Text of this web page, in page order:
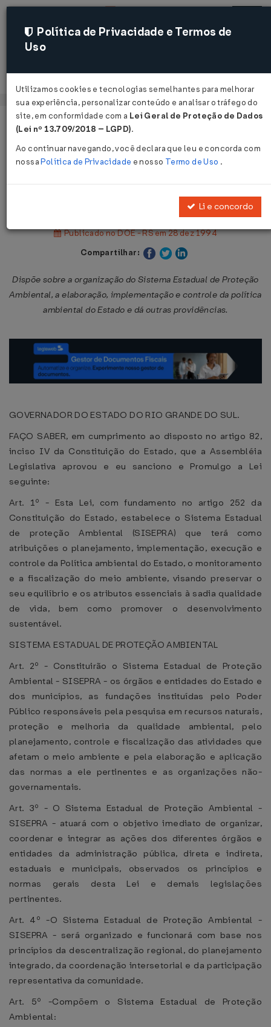
Acessar
Página Inicial
Legislações
Lei Nº 10330 DE 27/12/1994
Publicado no DOE - RS em 28 dez 1994
Compartilhar:
Dispõe sobre a organização do Sistema Estadual de Proteção
Ambiental, a elaboração, implementação e controle da política
ambiental do Estado e dá outras providências.
GOVERNADOR DO ESTADO DO RIO GRANDE DO SUL.
FAÇO SABER, em cumprimento ao disposto no artigo 82,
inciso IV da Constituição do Estado, que a Assembléia
Legislativa aprovou e eu sanciono e Promulgo a Lei
seguinte:
Art. 1º - Esta Lei, com fundamento no artigo 252 da
Constituição do Estado, estabelece o Sistema Estadual
de proteção Ambiental (SISEPRA) que terá como
atribuições o planejamento, implementação, execução e
controle da Política ambiental do Estado, o monitoramento
e a fiscalização do meio ambiente, visando preservar o
seu equilíbrio e os atributos essenciais à sadia qualidade
de vida, bem como promover o desenvolvimento
sustentável.
SISTEMA ESTADUAL DE PROTEÇÃO AMBIENTAL
Art. 2º - Constituirão o Sistema Estadual de Proteção
Ambiental - SISEPRA - os órgãos e entidades do Estado e
dos municípios, as fundações instituídas pelo Poder
Público responsáveis pela pesquisa em recursos naturais,
proteção e melhoria da qualidade ambiental, pelo
planejamento, controle e fiscalização das atividades que
afetam o meio ambiente e pela elaboração e aplicação
das normas a ele pertinentes e as organizações não-
governamentais.
Art. 3º - O Sistema Estadual de Proteção Ambiental -
SISEPRA - atuará com o objetivo imediato de organizar,
coordenar e integrar as ações dos diferentes órgãos e
entidades da administração pública, direta e indireta,
estaduais e municipais, observados os princípios e
normas gerais desta Lei e demais legislações
pertinentes.
Art. 4º -O Sistema Estadual de Proteção Ambiental -
SISEPRA - será organizado e funcionará com base nos
princípios da descentralização regional, do planejamento
integrado, da coordenação intersetorial e da participação
representativa da comunidade.
Art. 5º -Compõem o Sistema Estadual de Proteção
Ambiental:
Política de Privacidade e Termos de
Uso
Utilizamos cookies e tecnologias semelhantes para melhorar
sua experiência, personalizar conteúdo e analisar o tráfego do
site, em conformidade com a Lei Geral de Proteção de Dados
(Lei nº 13.709/2018 – LGPD).
Ao continuar navegando, você declara que leu e concorda com
nossaPolítica de Privacidade e nosso Termo de Uso .
Li e concordo